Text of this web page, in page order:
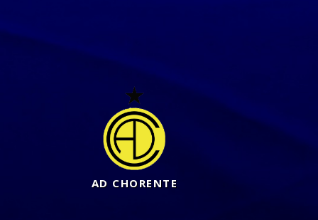
AD CHORENTE